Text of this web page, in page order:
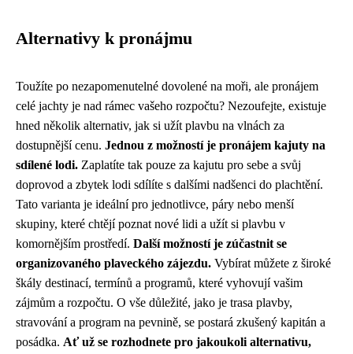
Alternativy k pronájmu
Toužíte po nezapomenutelné dovolené na moři, ale pronájem
celé jachty je nad rámec vašeho rozpočtu? Nezoufejte, existuje
hned několik alternativ, jak si užít plavbu na vlnách za
dostupnější cenu. Jednou z možností je pronájem kajuty na
sdílené lodi. Zaplatíte tak pouze za kajutu pro sebe a svůj
doprovod a zbytek lodi sdílíte s dalšími nadšenci do plachtění.
Tato varianta je ideální pro jednotlivce, páry nebo menší
skupiny, které chtějí poznat nové lidi a užít si plavbu v
komornějším prostředí. Další možností je zúčastnit se
organizovaného plaveckého zájezdu. Vybírat můžete z široké
škály destinací, termínů a programů, které vyhovují vašim
zájmům a rozpočtu. O vše důležité, jako je trasa plavby,
stravování a program na pevnině, se postará zkušený kapitán a
posádka. Ať už se rozhodnete pro jakoukoli alternativu,